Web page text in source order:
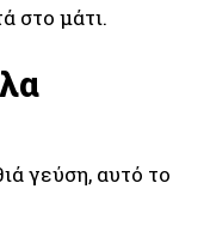
στο μάτι.
γεύση, αυτό το